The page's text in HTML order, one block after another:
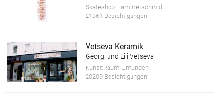
Skateshop Hammerschmid
21361 Besichtigungen
Vetseva Keramik
Georgi und Lili Vetseva
Kunst:Raum Gmunden
20209 Besichtigungen